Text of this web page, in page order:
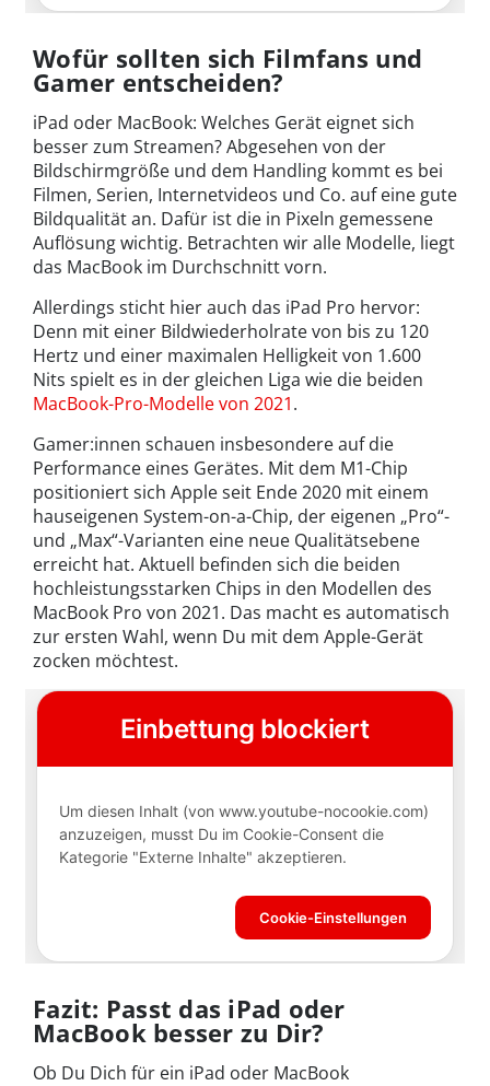
Wofür sollten sich Filmfans und
Gamer entscheiden?
iPad oder MacBook: Welches Gerät eignet sich
besser zum Streamen? Abgesehen von der
Bildschirmgröße und dem Handling kommt es bei
Filmen, Serien, Internetvideos und Co. auf eine gute
Bildqualität an. Dafür ist die in Pixeln gemessene
Auflösung wichtig. Betrachten wir alle Modelle, liegt
das MacBook im Durchschnitt vorn.
Allerdings sticht hier auch das iPad Pro hervor:
Denn mit einer Bildwiederholrate von bis zu 120
Hertz und einer maximalen Helligkeit von 1.600
Nits spielt es in der gleichen Liga wie die beiden
MacBook-Pro-Modelle von 2021.
Gamer:innen schauen insbesondere auf die
Performance eines Gerätes. Mit dem M1-Chip
positioniert sich Apple seit Ende 2020 mit einem
hauseigenen System-on-a-Chip, der eigenen „Pro“-
und „Max“-Varianten eine neue Qualitätsebene
erreicht hat. Aktuell befinden sich die beiden
hochleistungsstarken Chips in den Modellen des
MacBook Pro von 2021. Das macht es automatisch
zur ersten Wahl, wenn Du mit dem Apple-Gerät
zocken möchtest.
Fazit: Passt das iPad oder
MacBook besser zu Dir?
Ob Du Dich für ein iPad oder MacBook